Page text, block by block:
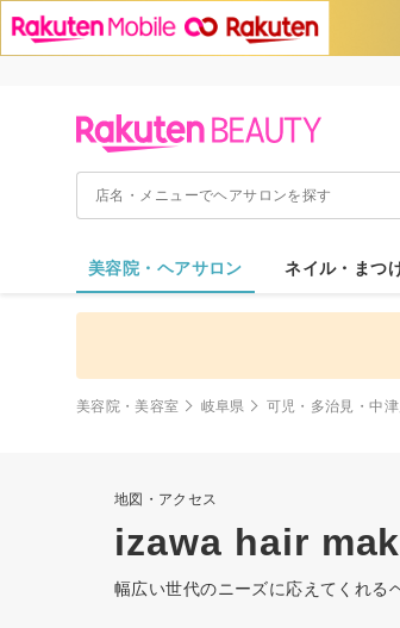
美容院・ヘアサロン ネイル・まつ
美容院・美容室 岐阜県 可児・多治見・中津
地図・アクセス
izawa hair
幅広い世代のニーズに応えてくれる